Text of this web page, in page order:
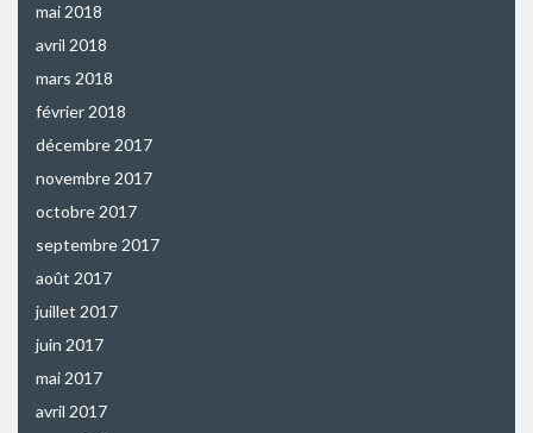
mai 2018
avril 2018
mars 2018
février 2018
décembre 2017
novembre 2017
octobre 2017
septembre 2017
août 2017
juillet 2017
juin 2017
mai 2017
avril 2017